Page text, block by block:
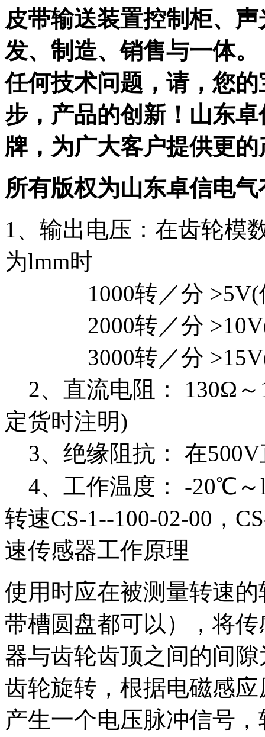
皮带输送装置控制柜、
发、制造、销售与一体
任何技术问题，请，您
步，产品的创新！山东
牌，为广大客户提供更
所有版权为山东卓信电
1、输出电压：在齿轮模
为lmm时
1000转／分 >5V(
2000转／分
3000转／分
2、直流电阻： 130Ω
定货时注明)
3、绝缘阻抗： 在
4、工作温度： -20℃
转速CS-1--100-02-00，
速传感器工作原理
使用时应在被测量转速
带槽圆盘都可以），将
器与齿轮齿顶之间的间
齿轮旋转，根据电磁感
产生一个电压脉冲信号